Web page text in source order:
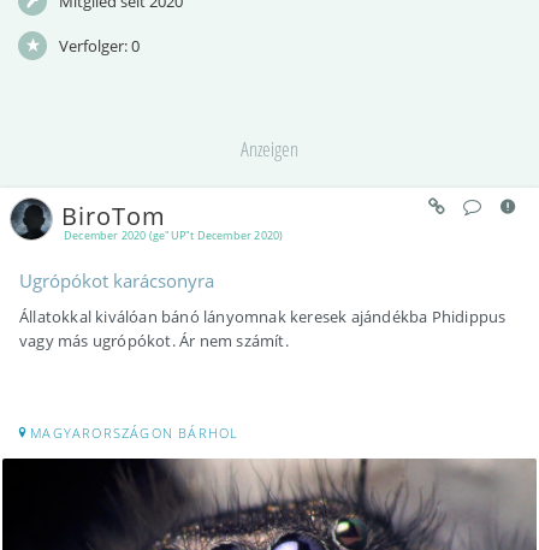
Verfolger:0
Anzeigen
December 2020 (ge"UP"t December 2020)
BiroTom
Ugrópókot karácsonyra
Állatokkal kiválóan bánó lányomnak keresek ajándékba Phidippus
vagy más ugrópókot. Ár nem számít.
MAGYARORSZÁGON BÁRHOL